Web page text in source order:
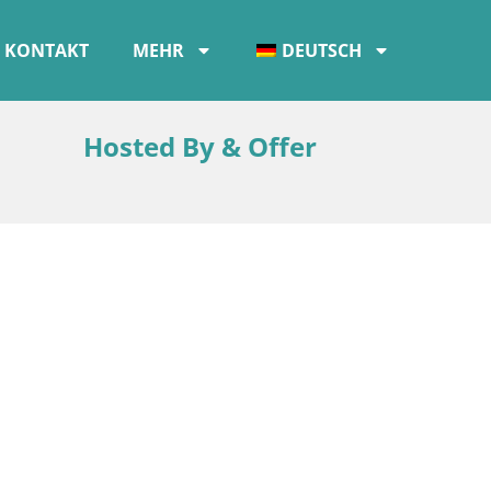
KONTAKT MEHR DEUTSCH
Hosted By & Offer